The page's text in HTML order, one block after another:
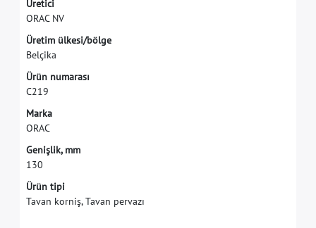
Üretici
ORAC NV
Üretim ülkesi/bölge
Belçika
Ürün numarası
C219
Marka
ORAC
Genişlik, mm
130
Ürün tipi
Tavan korniş, Tavan pervazı